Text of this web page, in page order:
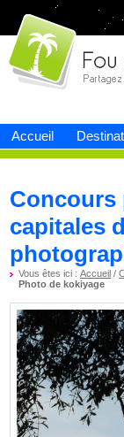
Accueil
Fou devoyage
Concours
capitales
Vous êtes ici :Accueil /
Photo de kokiyage